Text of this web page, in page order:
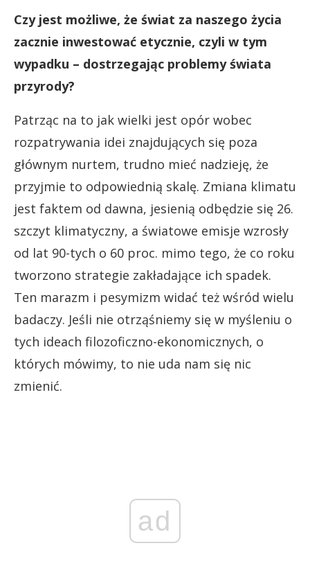
Czy jest możliwe, że świat za naszego życia
zacznie inwestować etycznie, czyli w tym
wypadku – dostrzegając problemy świata
przyrody?
Patrząc na to jak wielki jest opór wobec
rozpatrywania idei znajdujących się poza
głównym nurtem, trudno mieć nadzieję, że
przyjmie to odpowiednią skalę. Zmiana klimatu
jest faktem od dawna, jesienią odbędzie się 26.
szczyt klimatyczny, a światowe emisje wzrosły
od lat 90-tych o 60 proc. mimo tego, że co roku
tworzono strategie zakładające ich spadek.
Ten marazm i pesymizm widać też wśród wielu
badaczy. Jeśli nie otrząśniemy się w myśleniu o
tych ideach filozoficzno-ekonomicznych, o
których mówimy, to nie uda nam się nic
zmienić.
ad